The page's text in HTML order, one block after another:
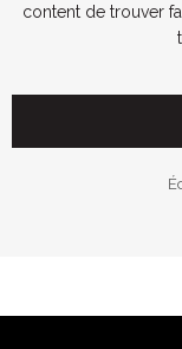
content de trouver